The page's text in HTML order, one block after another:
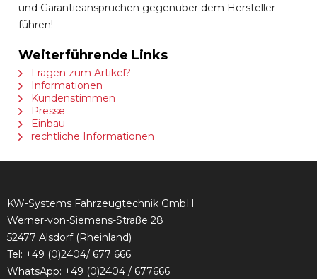
und Garantieansprüchen gegenüber dem Hersteller
führen!
Weiterführende Links
Fragen zum Artikel?
Informationen
Kundenstimmen
Presse
Einbau
rechtliche Informationen
KW-Systems Fahrzeugtechnik GmbH
Werner-von-Siemens-Straße 28
52477 Alsdorf (Rheinland)
Tel: +49 (0)2404/ 677 666
WhatsApp: +49 (0)2404 / 677666